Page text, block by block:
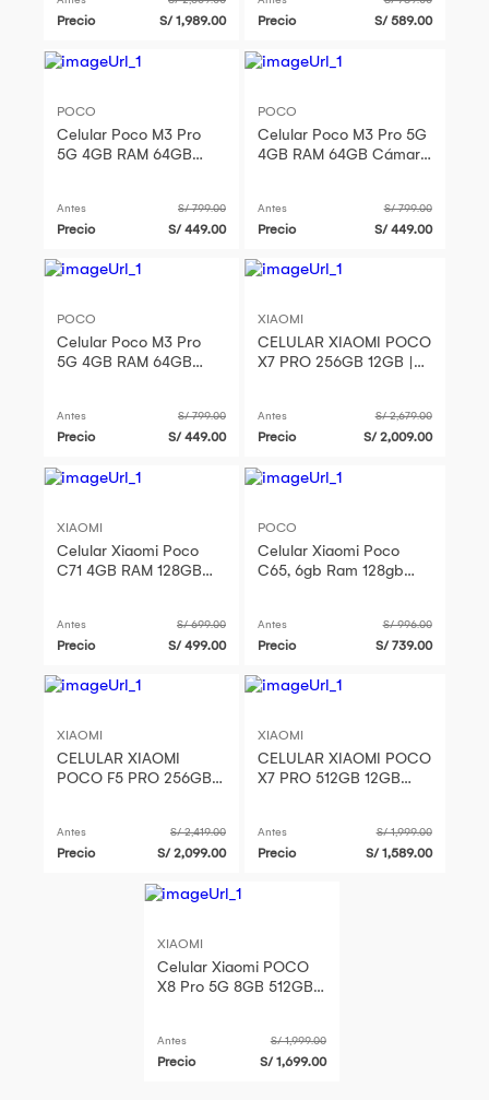
Precio S/ 1,989.00 Precio S/ 589.00
POCO
Celular Poco M3 Pro
5G 4GB RAM 64GB
Antes S/ 799.00
Precio S/ 449.00
POCO
Celular Poco M3 Pro 5G
4GB RAM 64GB Cámara
Antes S/ 799.00
Precio S/ 449.00
POCO
Celular Poco M3 Pro
5G 4GB RAM 64GB
Antes S/ 799.00
Precio S/ 449.00
XIAOMI
CELULAR XIAOMI POCO
X7 PRO 256GB 12GB |
Antes S/ 2,679.00
Precio S/ 2,009.00
XIAOMI
Celular Xiaomi Poco
C71 4GB RAM 128GB
Antes S/ 699.00
Precio S/ 499.00
POCO
Celular Xiaomi Poco
C65, 6gb Ram 128gb
Antes S/ 996.00
Precio S/ 739.00
XIAOMI
CELULAR XIAOMI
POCO F5 PRO 256GB
Antes S/ 2,419.00
Precio S/ 2,099.00
XIAOMI
CELULAR XIAOMI POCO
X7 PRO 512GB 12GB
Antes S/ 1,999.00
Precio S/ 1,589.00
XIAOMI
Celular Xiaomi POCO
X8 Pro 5G 8GB 512GB
Antes S/ 1,999.00
Precio S/ 1,699.00